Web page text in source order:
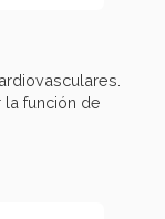
la función de